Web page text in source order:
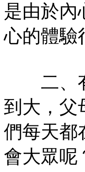
是由於內
心的體驗
二、有
到大，父
們每天都
會大眾呢